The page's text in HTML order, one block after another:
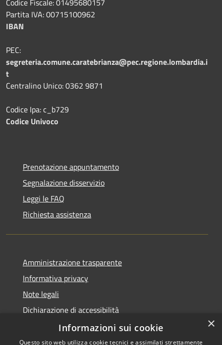
Codice Fiscale: 01495680157
Partita IVA: 00715100962
IBAN
PEC:
segreteria.comune.caratebrianza@pec.regione.lombardia.i
t
Centralino Unico: 0362 9871
Codice Ipa: c_b729
Codice Univoco
Prenotazione appuntamento
Segnalazione disservizio
Leggi le FAQ
Richiesta assistenza
Amministrazione trasparente
Informativa privacy
Note legali
Dichiarazione di accessibilità
×
Informazioni sui cookie
Questo sito web utilizza cookie tecnici e assimilati strettamente